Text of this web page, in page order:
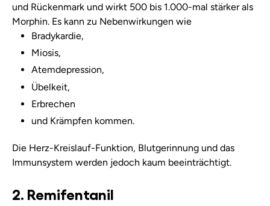
und Rückenmark und wirkt 500 bis 1.000-mal stärker als
Morphin. Es kann zu Nebenwirkungen wie
Bradykardie,
Miosis,
Atemdepression,
Übelkeit,
Erbrechen
und Krämpfen kommen.
Die Herz-Kreislauf-Funktion, Blutgerinnung und das
Immunsystem werden jedoch kaum beeinträchtigt.
2. Remifentanil